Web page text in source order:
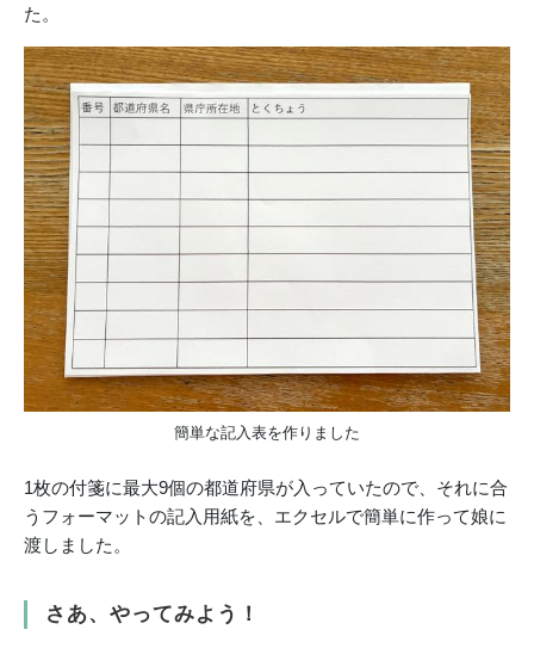
た。
簡単な記入表を作りました
1枚の付箋に最大9個の都道府県が入っていたので、それに合
うフォーマットの記入用紙を、エクセルで簡単に作って娘に
渡しました。
さあ、やってみよう！